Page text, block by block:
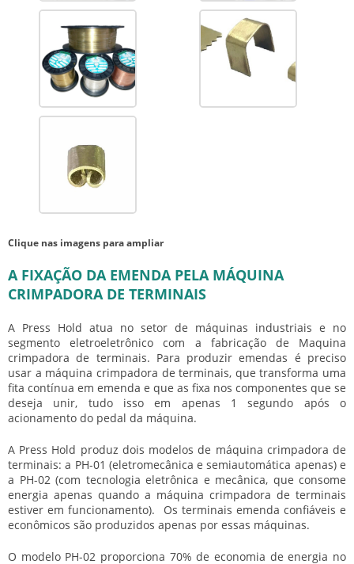
Clique nas imagens para ampliar
A FIXAÇÃO DA EMENDA PELA MÁQUINA
CRIMPADORA DE TERMINAIS
A Press Hold atua no setor de máquinas industriais e no
segmento eletroeletrônico com a fabricação de Maquina
crimpadora de terminais. Para produzir emendas é preciso
usar a máquina crimpadora de terminais, que transforma uma
fita contínua em emenda e que as fixa nos componentes que se
deseja unir, tudo isso em apenas 1 segundo após o
acionamento do pedal da máquina.
A Press Hold produz dois modelos de máquina crimpadora de
terminais: a PH-01 (eletromecânica e semiautomática apenas) e
a PH-02 (com tecnologia eletrônica e mecânica, que consome
energia apenas quando a máquina crimpadora de terminais
estiver em funcionamento). Os terminais emenda confiáveis e
econômicos são produzidos apenas por essas máquinas.
O modelo PH-02 proporciona 70% de economia de energia no